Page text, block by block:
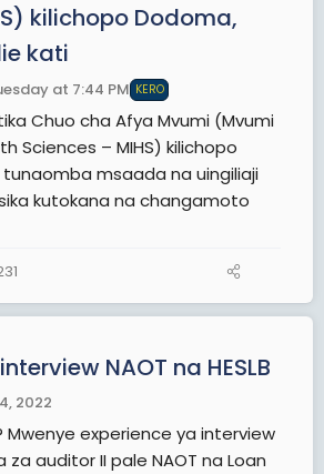
kilichopo Dodoma,
kati
at 7:44 PM KERO
Chuo cha Afya Mvumi (Mvumi
Sciences – MIHS) kilichopo
tunaomba msaada na uingiliaji
kutokana na changamoto
NAOT na HESLB
2022
Mwenye experience ya interview
za auditor II pale NAOT na Loan